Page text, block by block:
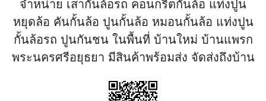
จำหน่าย เสากั้นล้อรถ คอนกรีตกั้นล้อ แท่งปูน
หยุดล้อ คันกั้นล้อ ปูนกั้นล้อ หมอนกั้นล้อ แท่งปูน
กั้นล้อรถ ปูนกันชน ในพื้นที่ บ้านใหม่ บ้านแพรก
พระนครศรีอยุธยา มีสินค้าพร้อมส่ง จัดส่งถึงบ้าน